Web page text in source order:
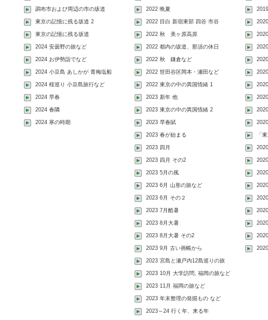
調布市および周辺の市の坂道
東京の記憶に残る坂道 2
東京の記憶に残る坂道
2024 安曇野の旅など
2024 お伊勢詣でなど
2024 小豆島 あしかが 青梅塩船
2024 桜巡り 小豆島旅行など
2024 早春
2024 春隣
2024 寒の時期
2022 晩夏
2022 目白 新宿東部 四谷 市谷
2022 秋 美ヶ原高原
2022 都内の坂道、那須の休日
2022 秋 鎌倉など
2022 世田谷区岡本・瀬田など
2022 東京の中の異国情緒 1
2023 新年 他
2023 東京の中の異国情緒 2
2023 早春賦
2023 春が始まる
2023 四月
2023 四月 その2
2023 5月の風
2023 6月 山形の旅など
2023 6月 その２
2023 7月酷暑
2023 8月大暑
2023 8月大暑 その2
2023 9月 古い画帳から
2023 宮島と瀬戸内12島巡りの旅
2023 10月 大学訪問, 福岡の旅など
2023 11月 福岡の旅など
2023 年末整理の発掘もの など
2023～24 行く年、来る年
「